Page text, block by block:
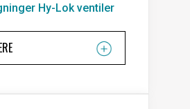
Hy-Lok ventiler